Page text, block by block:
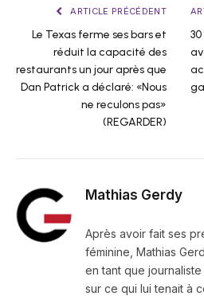
ARTICLE PRÉCÉDENT
Le Texas ferme ses bars et
réduit la capacité des
restaurants un jour après que
Dan Patrick a déclaré: «Nous
ne reculons pas»
(REGARDER)
Mathias Gerdy
Après avoir fait ses
féminine, Mathias
en tant que
sur ce qui lui tenait à